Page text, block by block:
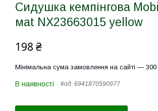
Сидушка кемпінгова
мat NX23663015 yellow
198 ₴
Мінімальна сума замовлення на сайті — 300
В наявності Код: 6941870590977